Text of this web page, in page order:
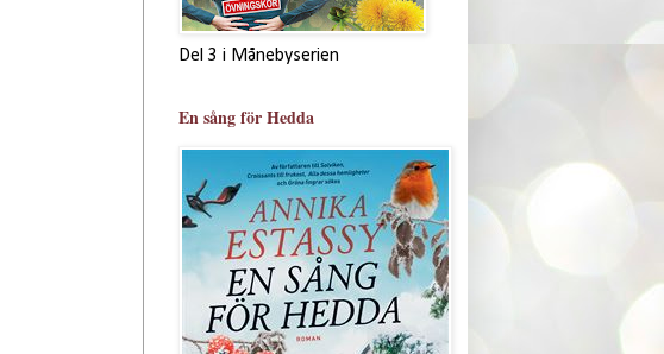
Del 3 i Månebyserien
En sång för Hedda